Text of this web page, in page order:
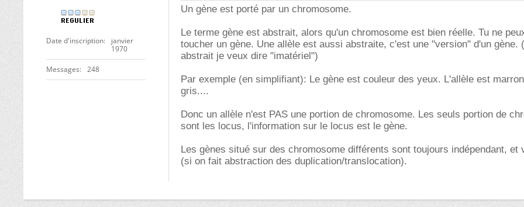
Date d'inscription
janvier
1970
Messages 248
Un gène est porté par un chromosome.
Le terme gène est abstrait, alors qu'un chromosome est bien réelle. Tu ne
toucher un gène. Une allèle est aussi abstraite, c'est une "version" d'un gène.
abstrait je veux dire "imatériel")
Par exemple (en simplifiant): Le gène est couleur des yeux. L'allèle est
gris....
Donc un allèle n'est PAS une portion de chromosome. Les seuls portion de
sont les locus, l'information sur le locus est le gène.
Les gènes situé sur des chromosome différents sont toujours indépendant, et
(si on fait abstraction des duplication/translocation).